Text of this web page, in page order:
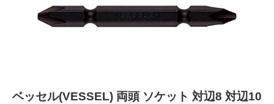
ベッセル(VESSEL) 両頭 ソケット 対辺8 対辺10